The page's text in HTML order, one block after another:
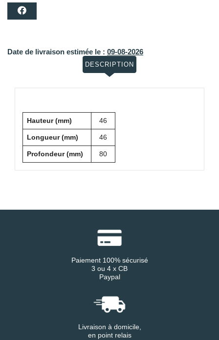
Date de livraison estimée le : 09-08-2026
DESCRIPTION
Hauteur (mm) 46
Longueur (mm) 46
Profondeur (mm) 80
Paiement 100% sécurisé
3 ou 4 x CB
Paypal
Livraison à domicile,
en point relais